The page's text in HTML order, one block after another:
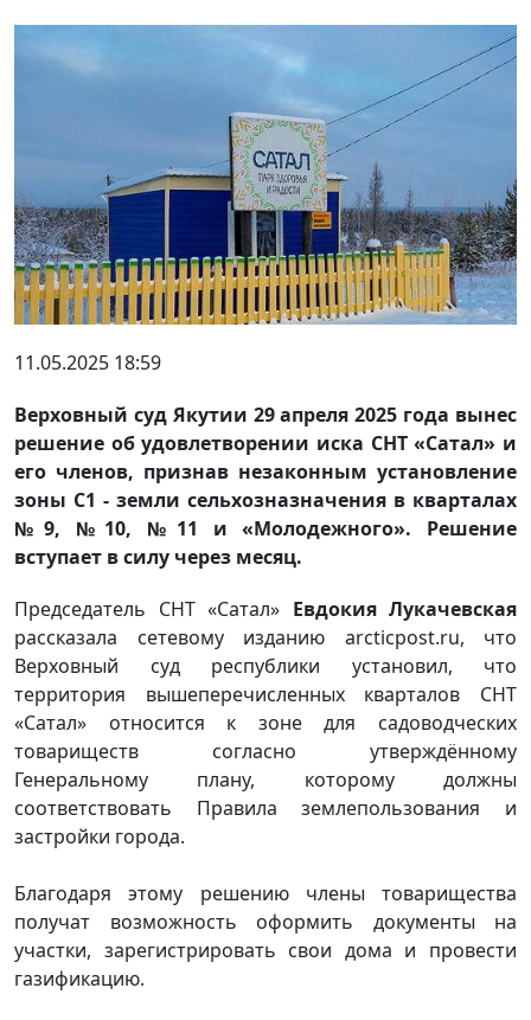
11.05.2025 18:59
Верховный суд Якутии 29 апреля 2025 года вынес
решение об удовлетворении иска СНТ «Сатал» и
его членов, признав незаконным установление
зоны С1 - земли сельхозназначения в кварталах
№9, №10, №11 и «Молодежного». Решение
вступает в силу через месяц.
Председатель СНТ «Сатал» Евдокия Лукачевская
рассказала сетевому изданию arcticpost.ru, что
Верховный суд республики установил, что
территория вышеперечисленных кварталов СНТ
«Сатал» относится к зоне для садоводческих
товариществ согласно утверждённому
Генеральному плану, которому должны
соответствовать Правила землепользования и
застройки города.
Благодаря этому решению члены товарищества
получат возможность оформить документы на
участки, зарегистрировать свои дома и провести
газификацию.